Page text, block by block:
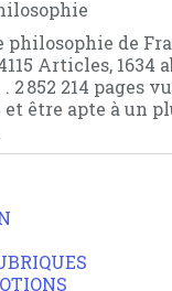
philosophie de
Articles, 1634
. 2 852 214 pages
être apte à un